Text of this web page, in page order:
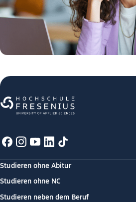
Studieren ohne Abitur
Studieren ohne NC
Studieren neben dem Beruf